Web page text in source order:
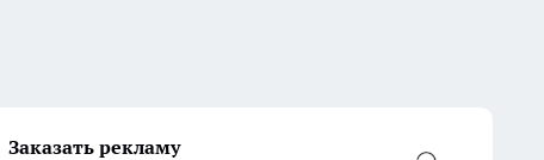
Заказать рекламу